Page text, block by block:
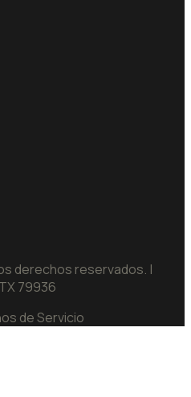
derechos reservados. |
79936
de Servicio